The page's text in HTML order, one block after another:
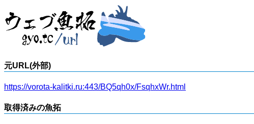
元URL(外部)
https://vorota-kalitki.ru:443/BQ5qh0x/FsqhxWr.html
取得済みの魚拓